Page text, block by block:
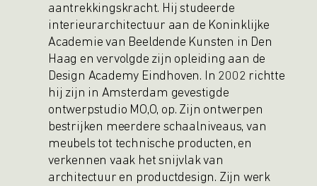
aantrekkingskracht. Hij studeerde
interieurarchitectuur aan de Koninklijke
Academie van Beeldende Kunsten in Den
Haag en vervolgde zijn opleiding aan de
Design Academy Eindhoven. In 2002 richtte
hij zijn in Amsterdam gevestigde
ontwerpstudio MO,O, op. Zijn ontwerpen
bestrijken meerdere schaalniveaus, van
meubels tot technische producten, en
verkennen vaak het snijvlak van
architectuur en productdesign. Zijn werk